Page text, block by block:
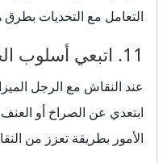
التعامل مع التحديات بطرق
11. اتبعي أسلوب الحوار الهادئ والمثمر
عند النقاش مع الرجل
ابتعدي عن الصراخ أو
الأمور بطريقة تعزز من